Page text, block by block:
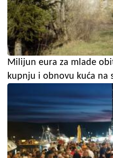
Milijun eura za mlade
kupnju i obnovu kuća na